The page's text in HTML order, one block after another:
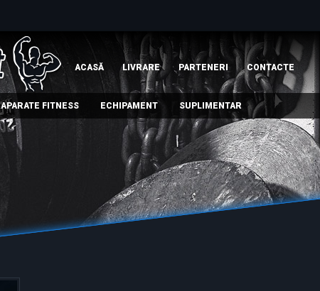
ACASĂ LIVRARE PARTENERI СONTACTE
APARATE FITNESS ECHIPAMENT SUPLIMENTAR